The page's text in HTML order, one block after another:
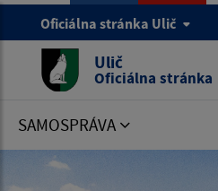
Oficiálna stránka Ulič
Ulič
Oficiálna stránka
SAMOSPRÁVA